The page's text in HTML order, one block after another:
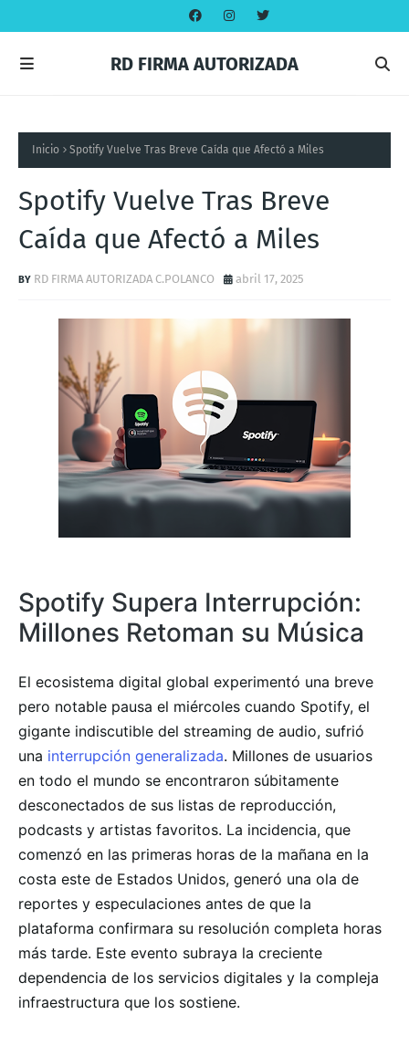
RD FIRMA AUTORIZADA
Inicio Spotify Vuelve Tras Breve Caída que Afectó a Miles
Spotify Vuelve Tras Breve
Caída que Afectó a Miles
RD FIRMA AUTORIZADA C.POLANCO abril 17, 2025
Spotify Supera Interrupción:
Millones Retoman su Música
El ecosistema digital global experimentó una breve
pero notable pausa el miércoles cuando Spotify, el
gigante indiscutible del streaming de audio, sufrió
una interrupción generalizada. Millones de usuarios
en todo el mundo se encontraron súbitamente
desconectados de sus listas de reproducción,
podcasts y artistas favoritos. La incidencia, que
comenzó en las primeras horas de la mañana en la
costa este de Estados Unidos, generó una ola de
reportes y especulaciones antes de que la
plataforma confirmara su resolución completa horas
más tarde. Este evento subraya la creciente
dependencia de los servicios digitales y la compleja
infraestructura que los sostiene.